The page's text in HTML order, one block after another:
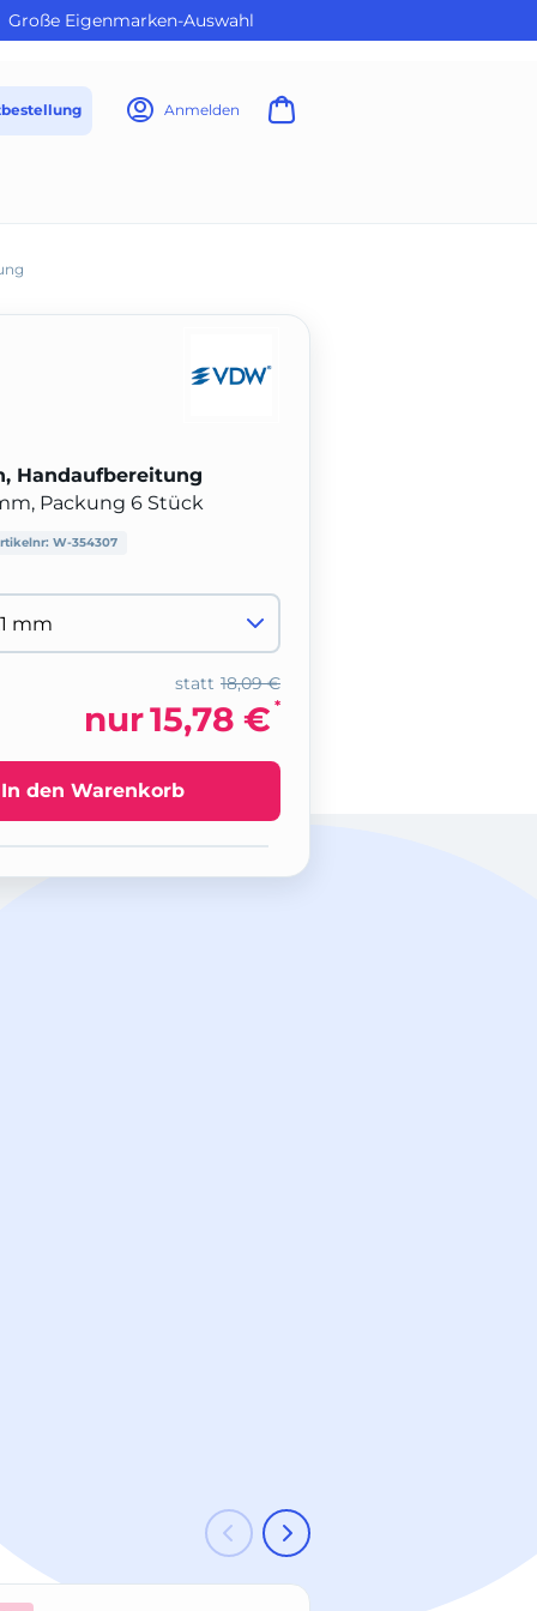
Große Eigenmarken-Auswahl
Anmelden
Handaufbereitung
Packung 6 Stück
W-354307
18,09 €
statt
nur15,78 € *
In den Warenkorb